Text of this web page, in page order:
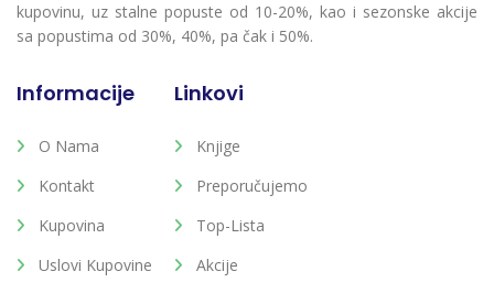
kupovinu, uz stalne popuste od 10-20%, kao i sezonske akcije
sa popustima od 30%, 40%, pa čak i 50%.
Informacije
O Nama
Kontakt
Kupovina
Uslovi Kupovine
Linkovi
Knjige
Preporučujemo
Top-Lista
Akcije